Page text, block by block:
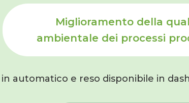
Miglioramento della
ambientale dei processi
automatico e reso disponibile in